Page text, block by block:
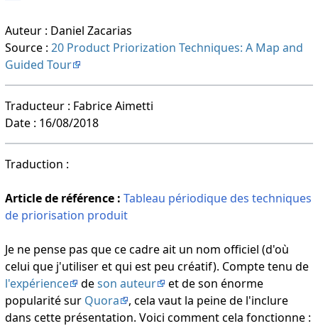
Auteur : Daniel Zacarias
Source : 20 Product Priorization Techniques: A Map and
Guided Tour
Traducteur : Fabrice Aimetti
Date : 16/08/2018
Traduction :
Article de référence : Tableau périodique des techniques
de priorisation produit
Je ne pense pas que ce cadre ait un nom officiel (d'où
celui que j'utiliser et qui est peu créatif). Compte tenu de
l'expérience
deson auteur
et de son énorme
popularité sur Quora
, cela vaut la peine de l'inclure
dans cette présentation. Voici comment cela fonctionne :